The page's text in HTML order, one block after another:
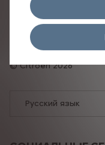
Русский язык
Citroën 2026
Правовая информация
Политика в
Согласие на